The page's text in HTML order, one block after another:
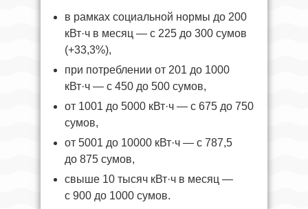
в рамках социальной нормы до 200
кВт·ч в месяц — с 225 до 300 сумов
(+33,3%),
при потреблении от 201 до 1000
кВт·ч — с 450 до 500 сумов,
от 1001 до 5000 кВт·ч — с 675 до 750
сумов,
от 5001 до 10000 кВт·ч — с 787,5
до 875 сумов,
свыше 10 тысяч кВт·ч в месяц —
с 900 до 1000 сумов.